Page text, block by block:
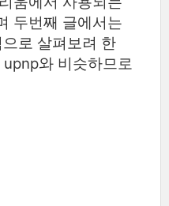
두번째 글에서는
로 살펴보려 한
와 비슷하므로